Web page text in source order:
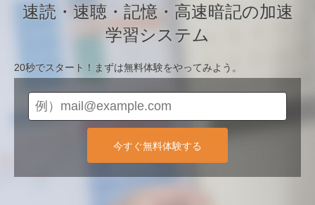
速読・速聴・記憶・高速暗記の加速
学習システム
20秒でスタート！まずは無料体験をやってみよう。
今すぐ無料体験する